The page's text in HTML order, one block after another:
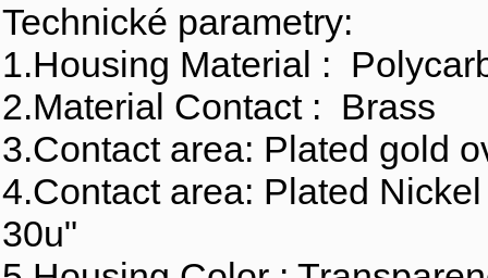
Technické parametry:
1.Housing Material :
2.Material Contact : Brass
3.Contact area: Plated gold
4.Contact area: Plated
30u"